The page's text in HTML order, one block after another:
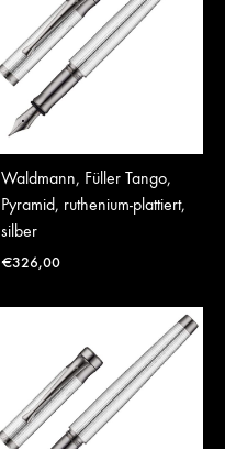
Waldmann, Füller Tango,
Pyramid, ruthenium-plattiert,
silber
€326,00